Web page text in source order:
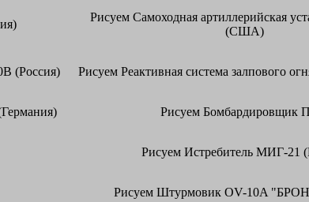
Рисуем Самоходная артиллерийская
(США)
(Россия) Рисуем Реактивная система залпового
Рисуем Бомбардировщик
Рисуем Истребитель МИГ-21
Рисуем Штурмовик OV-10A